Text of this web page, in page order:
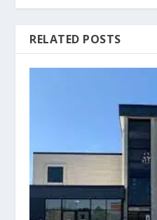
RELATED POSTS